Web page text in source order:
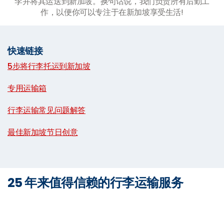
作，以便你可以专注于在新加坡享受生活!
快速链接
5步将行李托运到新加坡
专用运输箱
行李运输常见问题解答
最佳新加坡节日创意
25 年来值得信赖的行李运输服务